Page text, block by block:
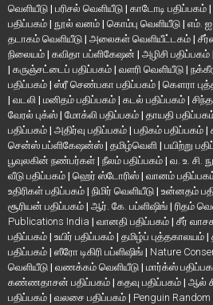
வெளியீடு | பரிசல் வெளியீடு | காடோடி பதிப்பகம் |
பதிப்பகம் | நூல் வனம் | கொம்பு வெளியீடு | எம்.
தடாகம் வெளியீடு | அலைகள் வெளியீட்டகம் |
நிலையம் | கவிதா பப்ளிகேஷன் | அழிசி பதிப்பகம் |
| கருஞ்சட்டைப் பதிப்பகம் | வளரி வெளியீடு |
பதிப்பகம் | ஸ்ரீ செண்பகா பதிப்பகம் | கௌரா
| வடலி | மனிதம் பதிப்பகம் | கடல் பதிப்பகம் |
வேரல் புக்ஸ் | மோக்லி பதிப்பகம் | தாயதி
பதிப்பகம் | அதிர்வு பதிப்பகம் | பதிகம் பதிப்பகம் |
சென்ஸ் பப்ளிகேஷன்ஸ் | தமிழ்வெளி | பயிற்று
பூவுலகின் நண்பர்கள் | நீலம் பதிப்பகம் | வ. உ. சி.
வீடு பதிப்பகம் | ஹெர் ஸ்டோரிஸ் | வானம்
உதிரிகள் பதிப்பகம் | நிமிர் வெளியீடு | உன்னதம்
சூரியன் பதிப்பகம் | ஆர். கே. பப்ளிஷிங் | ரிதம்
Publications India | வானதி பதிப்பகம் | சீர்
பதிப்பகம் | உயிர் பதிப்பகம் | தமிழ்ப் புத்தகாலயம் |
பதிப்பகம் | ஸீரோ டிகிரி பப்ளிஷிங் | Nature
வெளியீடு | வணக்கம் வெளியீடு | மார்க்ஸ்
கண்ணதாசன் பதிப்பகம் | கதவு பதிப்பகம் | ஆல்
பதிப்பகம் | வலசை பதிப்பகம் | Penguin